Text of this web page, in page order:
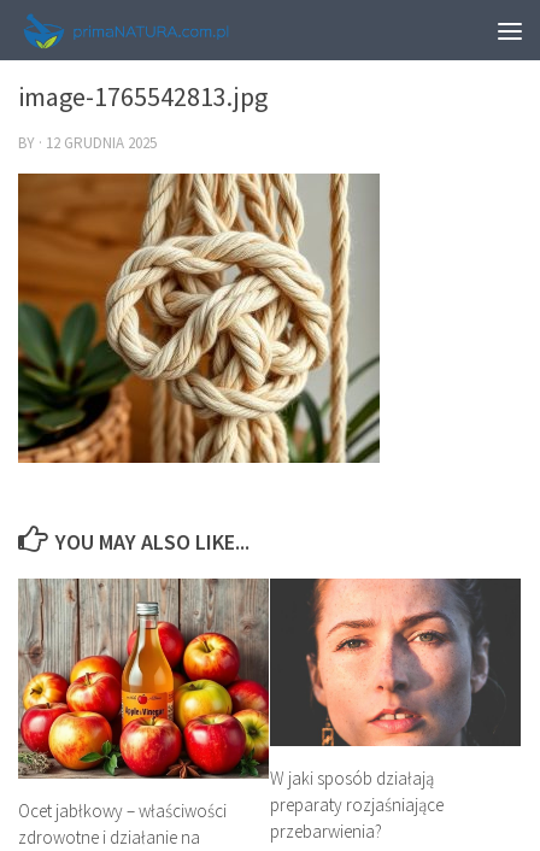
0
image-1765542813.jpg
BY · 12 GRUDNIA 2025
YOU MAY ALSO LIKE...
Ocet jabłkowy – właściwości
zdrowotne i działanie na
W jaki sposób działają
preparaty rozjaśniające
przebarwienia?